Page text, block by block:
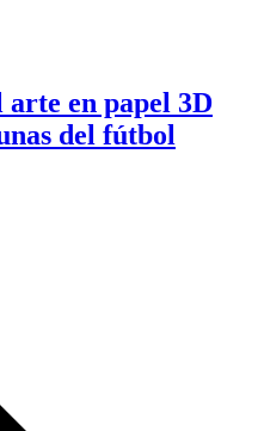
en papel 3D
del fútbol